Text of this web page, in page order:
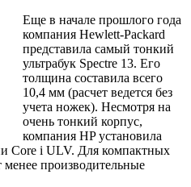
Еще в начале прошлого года
компания Hewlett-Packard
представила самый тонкий
ультрабук Spectre 13. Его
толщина составила всего
10,4 мм (расчет ведется без
учета ножек). Несмотря на
очень тонкий корпус,
компания HP установила
Core i ULV. Для компактных
производительные